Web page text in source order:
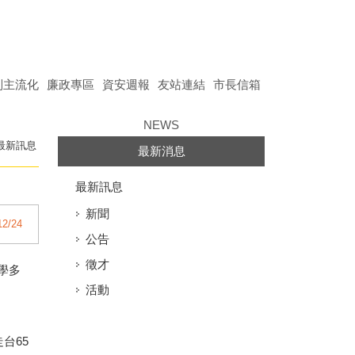
主流化 廉政專區 資安週報 友站連結 市長信箱
新訊息
24
多
台65
NEWS
最新消息
最新訊息
新聞
公告
徵才
活動